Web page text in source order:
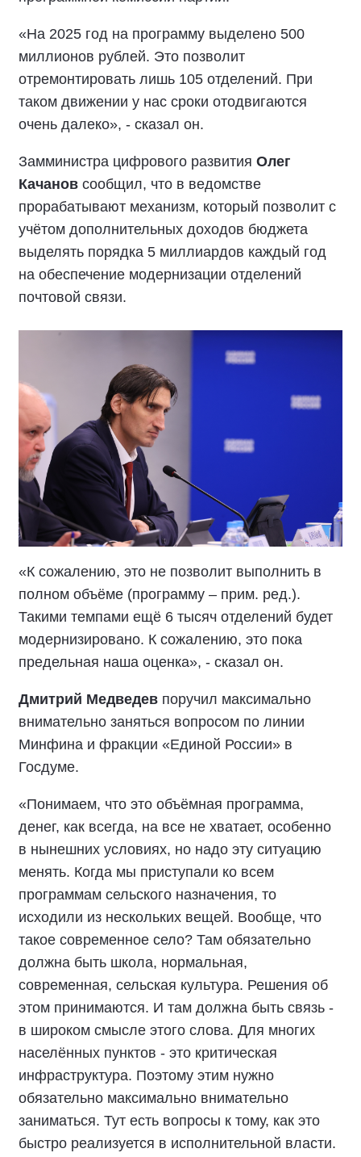
«На 2025 год на программу выделено 500
миллионов рублей. Это позволит
отремонтировать лишь 105 отделений. При
таком движении у нас сроки отодвигаются
очень далеко», - сказал он.
Замминистра цифрового развития Олег
Качанов сообщил, что в ведомстве
прорабатывают механизм, который позволит с
учётом дополнительных доходов бюджета
выделять порядка 5 миллиардов каждый год
на обеспечение модернизации отделений
почтовой связи.
«К сожалению, это не позволит выполнить в
полном объёме (программу – прим. ред.).
Такими темпами ещё 6 тысяч отделений будет
модернизировано. К сожалению, это пока
предельная наша оценка», - сказал он.
Дмитрий Медведев поручил максимально
внимательно заняться вопросом по линии
Минфина и фракции «Единой России» в
Госдуме.
«Понимаем, что это объёмная программа,
денег, как всегда, на все не хватает, особенно
в нынешних условиях, но надо эту ситуацию
менять. Когда мы приступали ко всем
программам сельского назначения, то
исходили из нескольких вещей. Вообще, что
такое современное село? Там обязательно
должна быть школа, нормальная,
современная, сельская культура. Решения об
этом принимаются. И там должна быть связь -
в широком смысле этого слова. Для многих
населённых пунктов - это критическая
инфраструктура. Поэтому этим нужно
обязательно максимально внимательно
заниматься. Тут есть вопросы к тому, как это
быстро реализуется в исполнительной власти.